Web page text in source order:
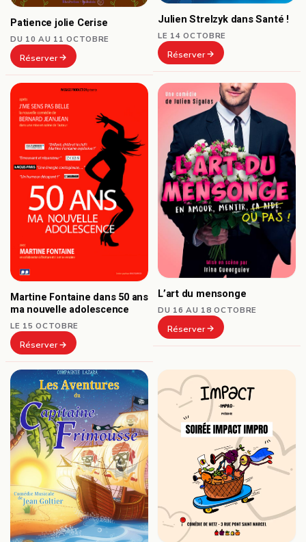
Patience jolie Cerise
DU 10 AU 11 OCTOBRE
Réserver
Julien Strelzyk dans Santé !
LE 14 OCTOBRE
Réserver
Martine Fontaine dans 50 ans
ma nouvelle adolescence
LE 15 OCTOBRE
Réserver
L’art du mensonge
DU 16 AU 18 OCTOBRE
Réserver